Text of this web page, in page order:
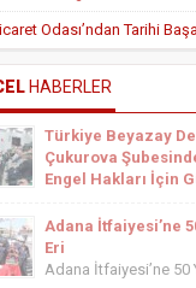
Teşvik Düzenlemesi ile
Uygulanan
HASTALIKLARI
BİR BUZDAĞI
ASİYE
Ayak Bakımı
HABERLER
Türkiye Beyazay
Çukurova
Engel Hakları İçin
Türkiye Beyazay
Şubesinden Adana’da
İçin Güçlü
Adana İtfaiyesi’ne
Eri
Adana İtfaiyesi’ne 50